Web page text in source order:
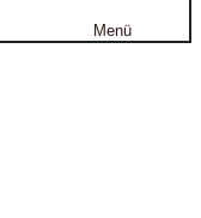
Menü